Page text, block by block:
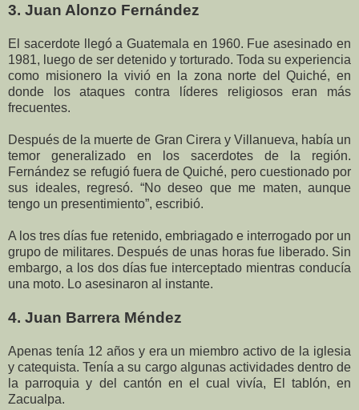
3. Juan Alonzo Fernández
El sacerdote llegó a Guatemala en 1960. Fue asesinado en
1981, luego de ser detenido y torturado. Toda su experiencia
como misionero la vivió en la zona norte del Quiché, en
donde los ataques contra líderes religiosos eran más
frecuentes.
Después de la muerte de Gran Cirera y Villanueva, había un
temor generalizado en los sacerdotes de la región.
Fernández se refugió fuera de Quiché, pero cuestionado por
sus ideales, regresó. “No deseo que me maten, aunque
tengo un presentimiento”, escribió.
A los tres días fue retenido, embriagado e interrogado por un
grupo de militares. Después de unas horas fue liberado. Sin
embargo, a los dos días fue interceptado mientras conducía
una moto. Lo asesinaron al instante.
4. Juan Barrera Méndez
Apenas tenía 12 años y era un miembro activo de la iglesia
y catequista. Tenía a su cargo algunas actividades dentro de
la parroquia y del cantón en el cual vivía, El tablón, en
Zacualpa.